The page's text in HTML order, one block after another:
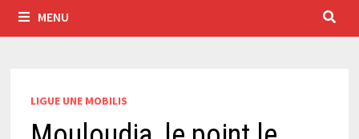
MENU
LIGUE UNE MOBILIS